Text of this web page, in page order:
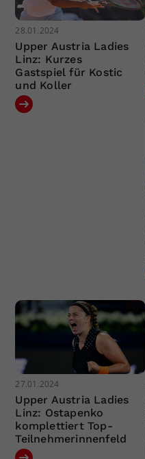
28.01.2024
Upper Austria Ladies
Linz: Kurzes
Gastspiel für Kostic
und Koller
27.01.2024
Upper Austria Ladies
Linz: Ostapenko
komplettiert Top-
Teilnehmerinnenfeld